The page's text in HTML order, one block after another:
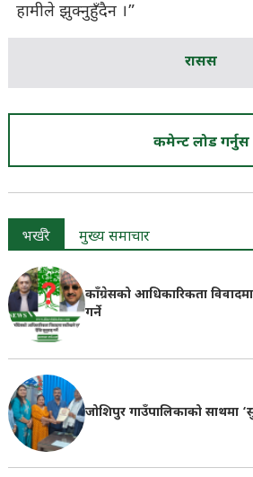
हामीले झुक्नुहुँदैन ।”
रासस
कमेन्ट लोड गर्नुस
भर्खरै मुख्य समाचार
काँग्रेसको आधिकारिकता
गर्ने
जोशिपुर गाउँपालिकाको साथमा